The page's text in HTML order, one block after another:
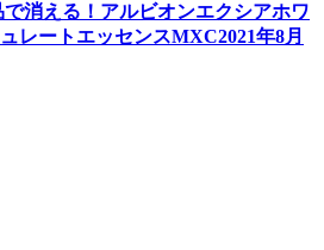
消える！アルビオンエクシアホワ
レートエッセンスMXC2021年8月